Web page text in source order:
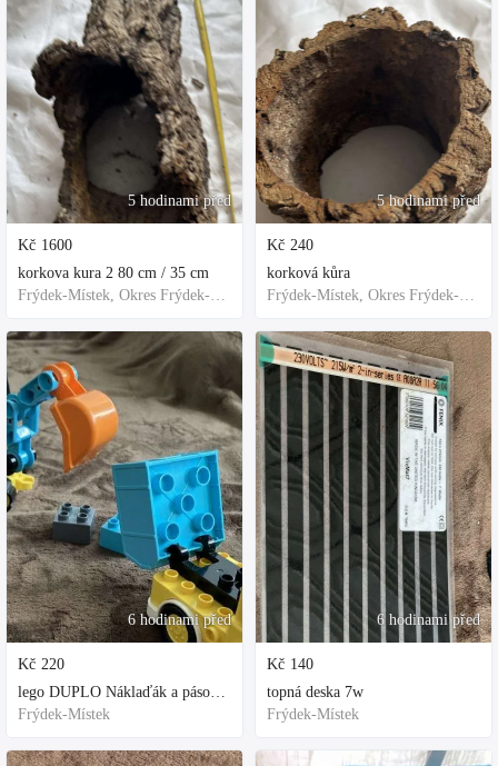
5 hodinami před
Kč 1600
korkova kura 2 80 cm / 35 cm
Frýdek-Místek, Okres Frýdek-Místek, Česko
6 hodinami před
Kč 220
lego DUPLO Náklaďák a pásový bagr
Frýdek-Místek
5 hodinami před
Kč 240
korková kůra
Frýdek-Místek, Okres Frýdek-Místek, Česko
6 hodinami před
Kč 140
topná deska 7w
Frýdek-Místek